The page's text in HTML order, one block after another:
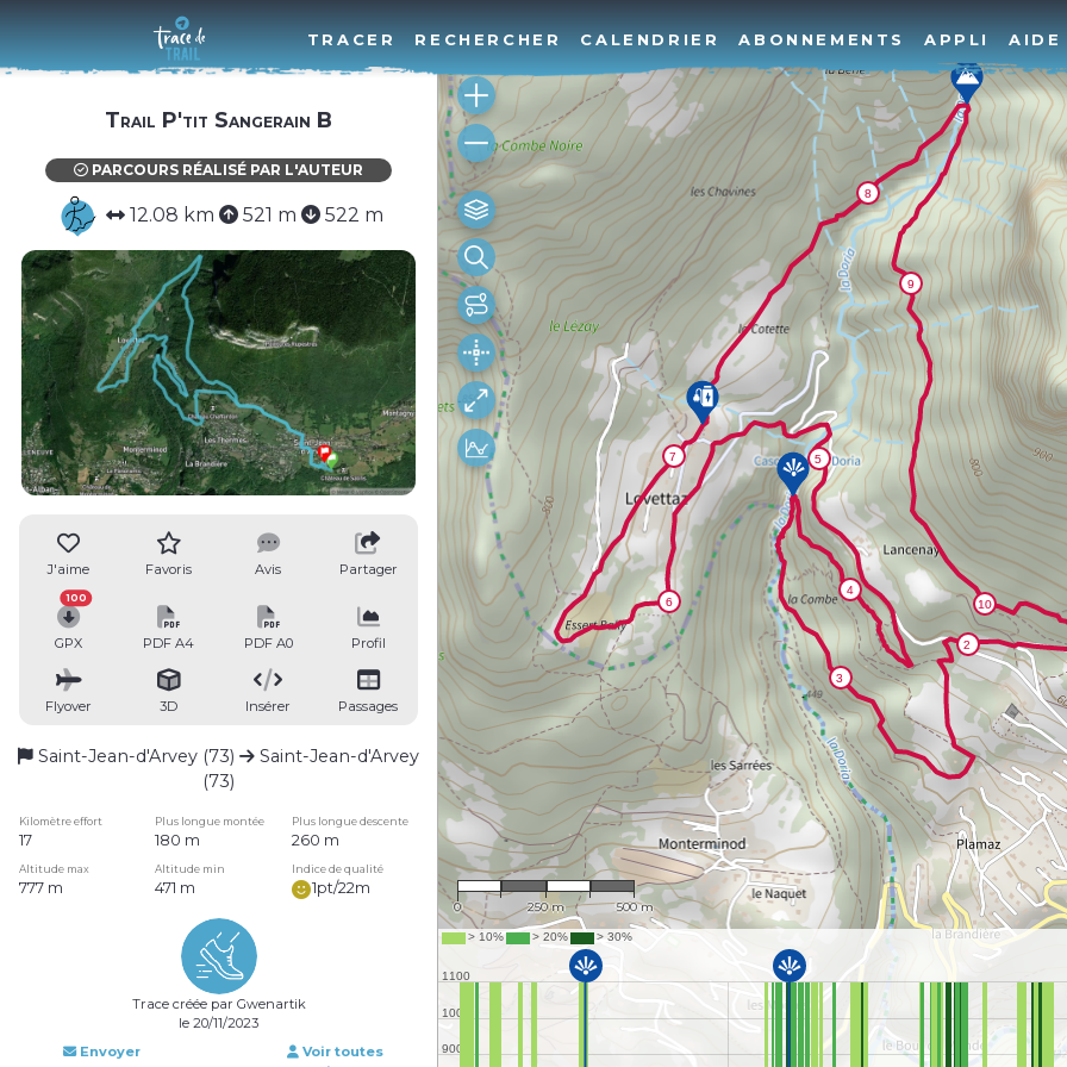
TRACER RECHERCHER CALENDRIER ABONNEMENTS APPLI AIDE
Trail P'tit Sangerain B
PARCOURS RÉALISÉ PAR L'AUTEUR
12.08 km 521 m 522 m
J'aime Favoris Avis Partager
GPX
100
PDF A4 PDF A0 Profil
Flyover 3D Insérer Passages
Saint-Jean-d'Arvey (73)
Saint-Jean-d'Arvey
(73)
Kilomètre effort Plus longue montée Plus longue descente
17 180 m 260 m
Altitude max Altitude min Indice de qualité
777 m 471 m 1pt/22m
Trace créée par Gwenartik
le 20/11/2023
Envoyer
Voir toutes
1 : 11,971
0 250 m 500 m